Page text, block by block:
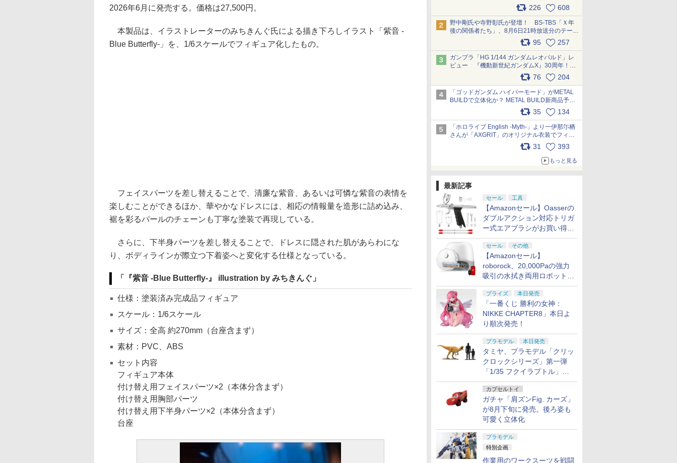
デザインまで再現可能なボリューム満点のキッ
ト pic.x.com/6zOqQAQKkX
226 608
野中剛氏や寺野彰氏が登壇！ BS-TBS「Ｘ年
後の関係者たち」、8月6日21時放送分のテーマ
は「超合金」！ pic.x.com/uWyt1uyuFm
95 257
ガンプラ「HG 1/144 ガンダムレオパルド」レ
ビュー 『機動新世紀ガンダムX』30周年！イ
ンナーアームガトリングの変形機構まで再現し
最新フォーマットでキット化！
pic.x.com/nszPIDTpbg
76 204
「ゴッドガンダム ハイパーモード」がMETAL
BUILDで立体化か？ METAL BUILD新商品予告
が公開 pic.x.com/HIcLLIM3ar35 134
「ホロライブ English -Myth-」より一伊那尓栖
さんが「AXGRIT」のオリジナル衣装でフィギ
ュア化 pic.x.com/YMGhdIAzNa
31 393
もっと見る
最新記事
セール 工具
【Amazonセール】Oasserの
ダブルアクション対応トリガ
ー式エアブラシがお買い得価
格で登場！
セール その他
【Amazonセール】
roborock、20,000Paの強力
吸引の水拭き両用ロボット掃
除機「Qrevo Curv 2 Flow」
がお買い得！
プライズ 本日発売
「一番くじ 勝利の女神：
NIKKE CHAPTER8」本日よ
り順次発売！
プラモデル 本日発売
タミヤ、プラモデル「クリッ
クロックシリーズ」第一弾
「1/35 フクイラプトル」本
日発売！
カプセルトイ
ガチャ「肩ズンFig. カーズ」
が8月下旬に発売。後ろ姿も
可愛く立体化
プラモデル
特別企画
作業用のワークスーツを戦闘
2026年6月に発売する。価格は27,500円。
本製品は、イラストレーターのみちきんぐ氏による描き下ろしイラスト「紫音 -
Blue Butterfly-」を、1/6スケールでフィギュア化したもの。
フェイスパーツを差し替えることで、清廉な紫音、あるいは可憐な紫音の表情を
楽しむことができるほか、華やかなドレスには、相応の情報量を造形に詰め込み、
裾を彩るパールのチェーンも丁寧な塗装で再現している。
さらに、下半身パーツを差し替えることで、ドレスに隠された肌があらわにな
り、ボディラインが際立つ下着姿へと変化する仕様となっている。
「『紫音 -Blue Butterfly-』 illustration by みちきんぐ」
仕様：塗装済み完成品フィギュア
スケール：1/6スケール
サイズ：全高 約270mm（台座含まず）
素材：PVC、ABS
セット内容
フィギュア本体
付け替え用フェイスパーツ×2（本体分含まず）
付け替え用胸部パーツ
付け替え用下半身パーツ×2（本体分含まず）
台座